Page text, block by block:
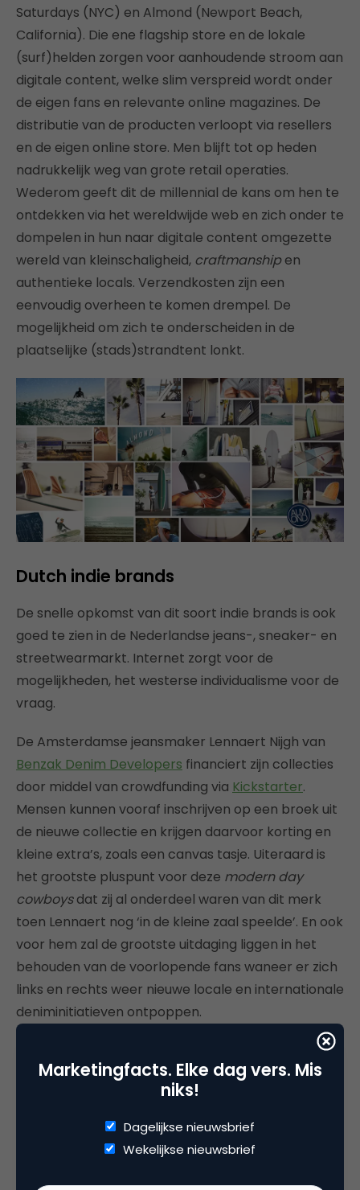
Saturdays (NYC) en Almond (Newport Beach,
California). Die ene flagship store en de lokale
(surf)helden zorgen voor aanhoudende stroom aan
digitale content, welke slim verspreid wordt onder
de eigen fans en relevante online magazines. De
distributie van de producten verloopt via resellers
en de eigen online store. Men blijft tot op heden
nadrukkelijk weg van grote retail operaties.
Wederom geeft dit de millennial de kans om hen te
ontdekken via het wereldwijde web en zich onder te
dompelen in hun naar digitale content omgezette
wereld van kleinschaligheid, craftmanshipen
authentieke locals. Verzendkosten zijn een
eenvoudig overheen te komen drempel. De
mogelijkheid om zich te onderscheiden in de
plaatselijke (stads)strandtent lonkt.
Dutch indie brands
De snelle opkomst van dit soort indie brands is ook
goed te zien in de Nederlandse jeans-, sneaker- en
streetwearmarkt. Internet zorgt voor de
mogelijkheden, het westerse individualisme voor de
vraag.
De Amsterdamse jeansmaker Lennaert Nijgh van
Benzak Denim Developers financiert zijn collecties
door middel van crowdfunding via Kickstarter.
Mensen kunnen vooraf inschrijven op een broek uit
de nieuwe collectie en krijgen daarvoor korting en
kleine extra’s, zoals een canvas tasje. Uiteraard is
het grootste pluspunt voor deze modern day
cowboysdat zij al onderdeel waren van dit merk
toen Lennaert nog ‘in de kleine zaal speelde’. En ook
voor hem zal de grootste uitdaging liggen in het
behouden van de voorlopende fans waneer er zich
links en rechts weer nieuwe locale en internationale
deniminitiatieven ontpoppen.
Marketingfacts. Elke dag vers. Mis
niks!
Dagelijkse nieuwsbrief
Wekelijkse nieuwsbrief